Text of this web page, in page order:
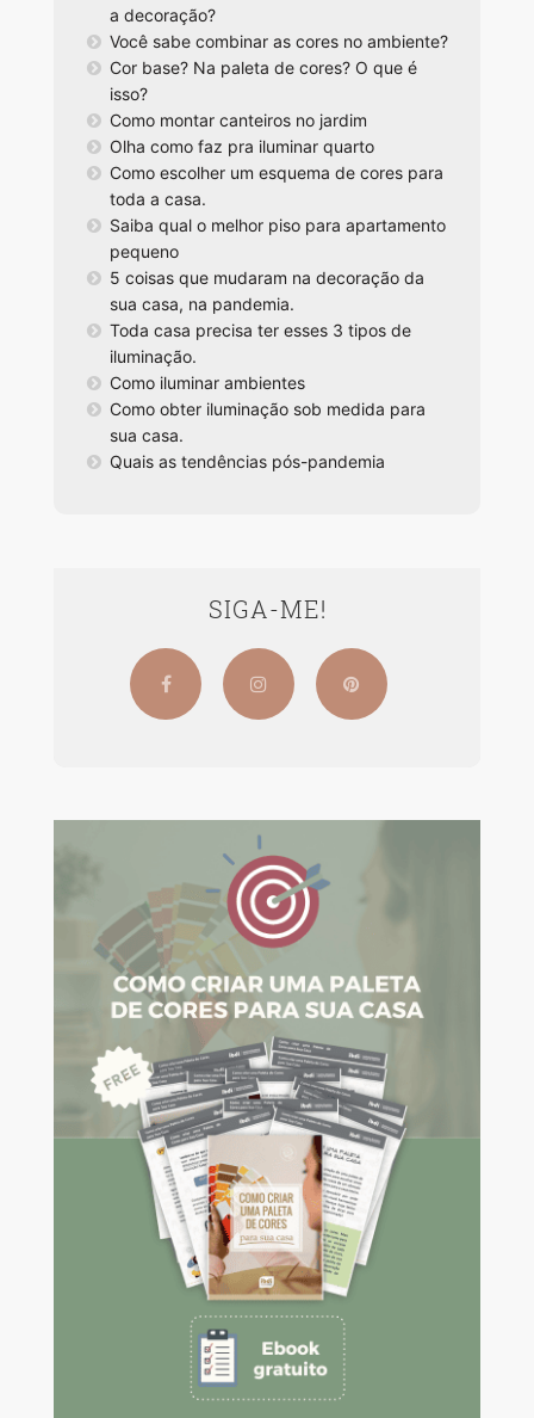
a decoração?
Você sabe combinar as cores no ambiente?
Cor base? Na paleta de cores? O que é
isso?
Como montar canteiros no jardim
Olha como faz pra iluminar quarto
Como escolher um esquema de cores para
toda a casa.
Saiba qual o melhor piso para apartamento
pequeno
5 coisas que mudaram na decoração da
sua casa, na pandemia.
Toda casa precisa ter esses 3 tipos de
iluminação.
Como iluminar ambientes
Como obter iluminação sob medida para
sua casa.
Quais as tendências pós-pandemia
SIGA-ME!